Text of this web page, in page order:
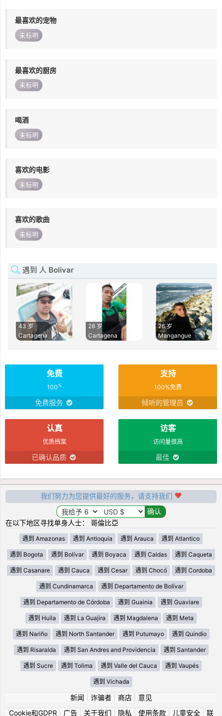
最喜欢的宠物
未标明
最喜欢的厨房
未标明
喝酒
未标明
喜欢的电影
未标明
喜欢的歌曲
未标明
遇到 人 Bolivar
43 岁
Cartagena
28 岁
Cartagena
26 岁
Mangangue
免费
100%
免费服务
支持
100%免费
倾听的管理员
认真
优质档案
已确认品质
访客
访问量很高
最佳
我们努力为您提供最好的服务，请支持我们
在以下地区寻找单身人士： 哥倫比亞
遇到 Amazonas 遇到 Antioquia 遇到 Arauca 遇到 Atlantico
遇到 Bogota 遇到 Bolívar 遇到 Boyaca 遇到 Caldas 遇到 Caqueta
遇到 Casanare 遇到 Cauca 遇到 Cesar 遇到 Chocó 遇到 Cordoba
遇到 Cundinamarca 遇到 Departamento de Bolívar
遇到 Departamento de Córdoba 遇到 Guainia 遇到 Guaviare
遇到 Huila 遇到 La Guajira 遇到 Magdalena 遇到 Meta
遇到 Nariño 遇到 North Santander 遇到 Putumayo 遇到 Quindio
遇到 Risaralda 遇到 San Andres and Providencia 遇到 Santander
遇到 Sucre 遇到 Tolima 遇到 Valle del Cauca 遇到 Vaupés
遇到 Vichada
新闻 诈骗者| 商店| 意见
Cookie和GDPR
广告| 关于我们 隐私 使用条款| 儿童安全| 联